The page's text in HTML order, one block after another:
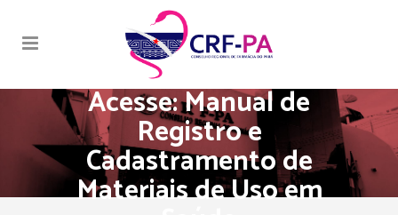
Acesse: Manual de
Registro e
Cadastramento de
Materiais de Uso em